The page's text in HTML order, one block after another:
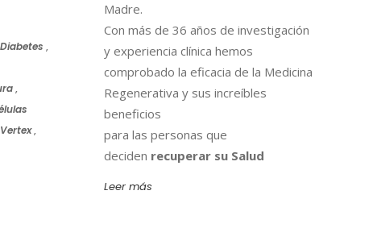
Diabetes ,
,
Vertex,
Madre.
Con más de 36 años de investigación
y experiencia clínica hemos
comprobado la eficacia de la Medicina
Regenerativa y sus increíbles
beneficios
para las personas que
deciden recuperar su Salud
Leer más